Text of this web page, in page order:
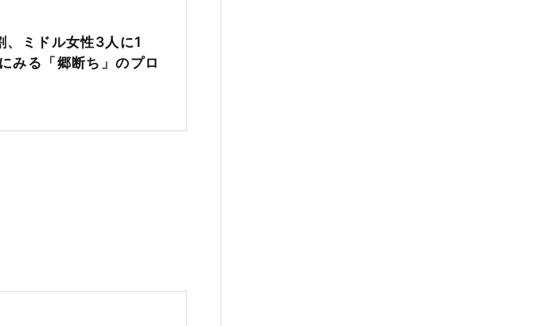
、ミドル女性3人に1
みる「郷断ち」のプロ